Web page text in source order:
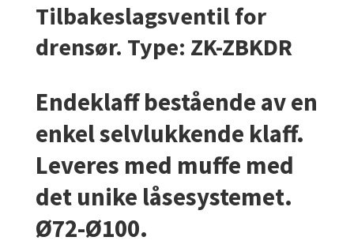
Tilbakeslagsventil for
drensør. Type: ZK-ZBKDR
Endeklaff bestående av en
enkel selvlukkende klaff.
Leveres med muffe med
det unike låsesystemet.
Ø72-Ø100.